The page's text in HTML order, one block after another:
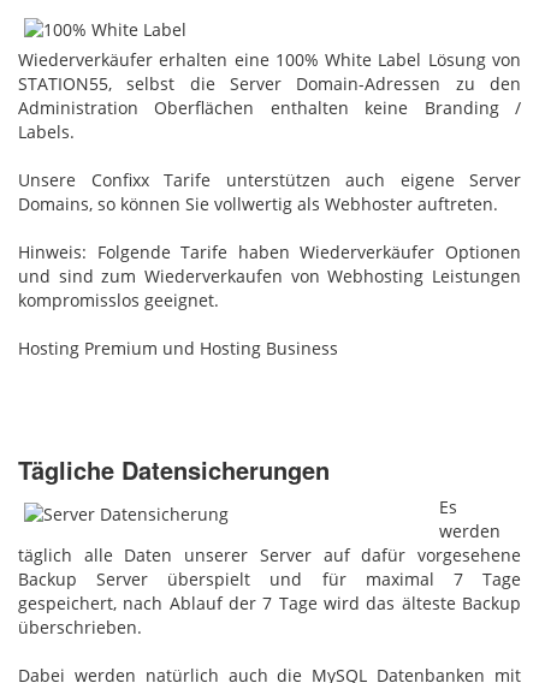
Wiederverkäufer erhalten eine 100% White Label Lösung von
STATION55, selbst die Server Domain-Adressen zu den
Administration Oberflächen enthalten keine Branding /
Labels.
Unsere Confixx Tarife unterstützen auch eigene Server
Domains, so können Sie vollwertig als Webhoster auftreten.
Hinweis: Folgende Tarife haben Wiederverkäufer Optionen
und sind zum Wiederverkaufen von Webhosting Leistungen
kompromisslos geeignet.
Hosting Premium und Hosting Business
Tägliche Datensicherungen
Es
werden
täglich alle Daten unserer Server auf dafür vorgesehene
Backup Server überspielt und für maximal 7 Tage
gespeichert, nach Ablauf der 7 Tage wird das älteste Backup
überschrieben.
Dabei werden natürlich auch die MySQL Datenbanken mit